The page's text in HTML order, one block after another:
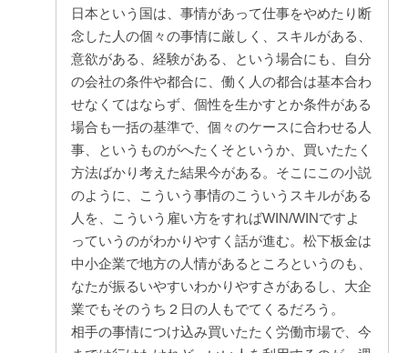
日本という国は、事情があって仕事をやめたり断
念した人の個々の事情に厳しく、スキルがある、
意欲がある、経験がある、という場合にも、自分
の会社の条件や都合に、働く人の都合は基本合わ
せなくてはならず、個性を生かすとか条件がある
場合も一括の基準で、個々のケースに合わせる人
事、というものがへたくそというか、買いたたく
方法ばかり考えた結果今がある。そこにこの小説
のように、こういう事情のこういうスキルがある
人を、こういう雇い方をすればWIN/WINですよ
っていうのがわかりやすく話が進む。松下板金は
中小企業で地方の人情があるところというのも、
なたが振るいやすいわかりやすさがあるし、大企
業でもそのうち２日の人もでてくるだろう。
相手の事情につけ込み買いたたく労働市場で、今